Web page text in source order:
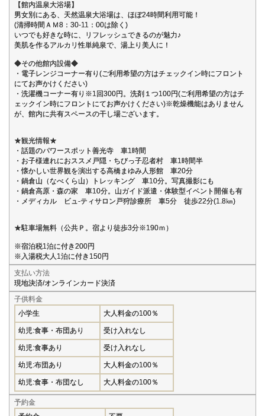
【館内温泉大浴場】
男女別にある、天然温泉大浴場は、ほぼ24時間利用可能！
(清掃時間ＡＭ8：30-11：00は除く)
いつでも好きな時に、リフレッシュできるのが魅力♪
美肌を作るアルカリ性単純泉で、湯上り美人に！
◆その他館内設備◆
・電子レンジコーナー有り(ご利用希望の方はチェックイン時にフロント
にてお声かけください)
・洗濯機コーナー有り※1回300円。洗剤１つ100円(ご利用希望の方はチ
ェックイン時にフロントにてお声かけください)※乾燥機能はありません
が、館内に共有スペースの干し場ございます。
★観光情報★
・話題のパワースポット善光寺 車1時間
・お子様連れにおススメ戸隠・ちびっ子忍者村 車1時間半
・懐かしい世界観を演出する高橋まゆみ人形館 車20分
・鍋倉山（なべくら山）トレッキング 車10分。写真撮影にも
・鍋倉高原・森の家 車10分。山ガイド派遣・体験型イベント開催も有
・メディカル ビュ-ティサロン戸狩診療所 車5分 徒歩22分(1.8㎞)
★駐車場無料（公共Ｐ。宿より徒歩3分※190ｍ）
※宿泊税1泊に付き200円
※入湯税大人1泊に付き150円
支払い方法
現地決済/オンラインカード決済
子供料金
小学生
大人料金の100％
幼児:食事・布団あり 受け入れなし
幼児:食事あり 受け入れなし
幼児:布団あり 大人料金の100％
幼児:食事・布団なし 大人料金の100％
予約金